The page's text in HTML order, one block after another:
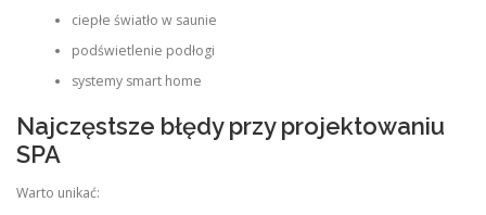
ciepłe światło w saunie
podświetlenie podłogi
systemy smart home
Najczęstsze błędy przy projektowaniu
SPA
Warto unikać: